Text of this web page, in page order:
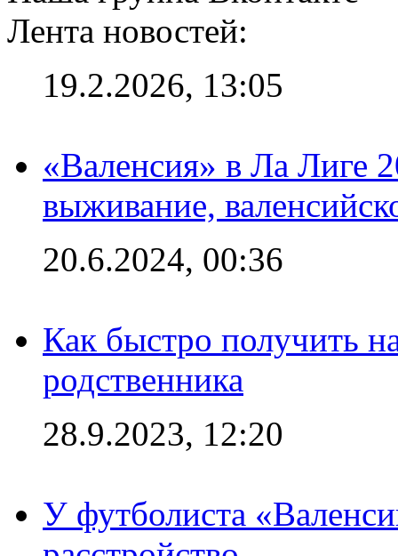
Лента новостей:
19.2.2026, 13:05
«Валенсия» в Ла Лиге
выживание,
20.6.2024, 00:36
Как быстро получить
родственника
28.9.2023, 12:20
У футболиста